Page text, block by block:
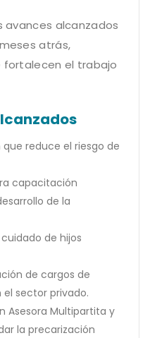
avances alcanzados
atrás,
fortalecen el trabajo
reduce el riesgo de
capacitación
de la
de hijos
de cargos de
sector privado.
Asesora Multipartita y
la precarización